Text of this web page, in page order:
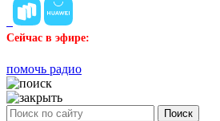
Сейчас в эфире:
помочь радио
Поиск